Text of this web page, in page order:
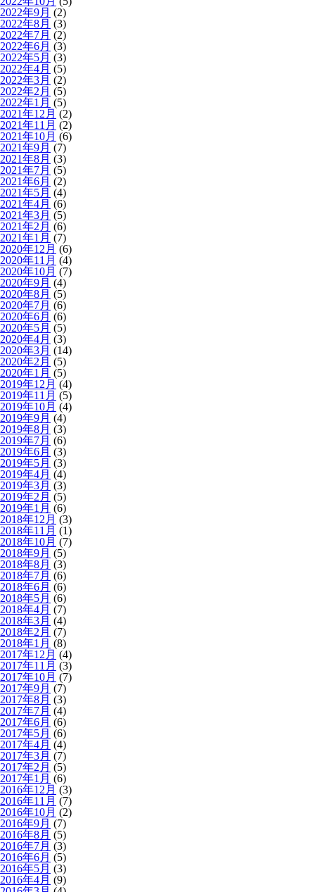
2022年9月 (2)
2022年8月 (3)
2022年7月 (2)
2022年6月 (3)
2022年5月 (3)
2022年4月 (5)
2022年3月 (2)
2022年2月 (5)
2022年1月 (5)
2021年12月 (2)
2021年11月 (2)
2021年10月 (6)
2021年9月 (7)
2021年8月 (3)
2021年7月 (5)
2021年6月 (2)
2021年5月 (4)
2021年4月 (6)
2021年3月 (5)
2021年2月 (6)
2021年1月 (7)
2020年12月 (6)
2020年11月 (4)
2020年10月 (7)
2020年9月 (4)
2020年8月 (5)
2020年7月 (6)
2020年6月 (6)
2020年5月 (5)
2020年4月 (3)
2020年3月 (14)
2020年2月 (5)
2020年1月 (5)
2019年12月 (4)
2019年11月 (5)
2019年10月 (4)
2019年9月 (4)
2019年8月 (3)
2019年7月 (6)
2019年6月 (3)
2019年5月 (3)
2019年4月 (4)
2019年3月 (3)
2019年2月 (5)
2019年1月 (6)
2018年12月 (3)
2018年11月 (1)
2018年10月 (7)
2018年9月 (5)
2018年8月 (3)
2018年7月 (6)
2018年6月 (6)
2018年5月 (6)
2018年4月 (7)
2018年3月 (4)
2018年2月 (7)
2018年1月 (8)
2017年12月 (4)
2017年11月 (3)
2017年10月 (7)
2017年9月 (7)
2017年8月 (3)
2017年7月 (4)
2017年6月 (6)
2017年5月 (6)
2017年4月 (4)
2017年3月 (7)
2017年2月 (5)
2017年1月 (6)
2016年12月 (3)
2016年11月 (7)
2016年10月 (2)
2016年9月 (7)
2016年8月 (5)
2016年7月 (3)
2016年6月 (5)
2016年5月 (3)
2016年4月 (9)